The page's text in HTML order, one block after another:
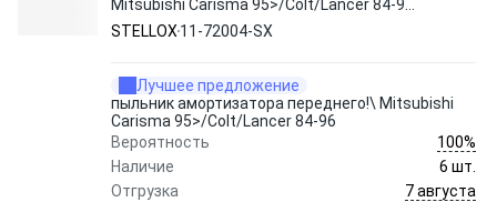
Mitsubishi Carisma 95>/Colt/Lancer 84-96
11-72004-SX STELLOX
STELLOX 11-72004-SX
Лучшее предложение
пыльник амортизатора переднего!\ Mitsubishi
Carisma 95>/Colt/Lancer 84-96
Вероятность
100%
Наличие
6 шт.
Отгрузка
7 августа